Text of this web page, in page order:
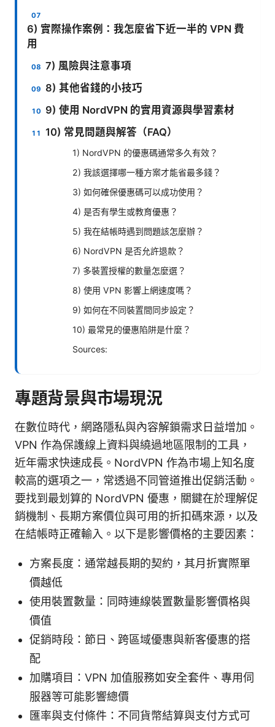
6) 實際操作案例：我怎麼省下近一半的 VPN 費
用
7) 風險與注意事項
8) 其他省錢的小技巧
9) 使用 NordVPN 的實用資源與學習素材
10) 常見問題與解答（FAQ）
1) NordVPN 的優惠碼通常多久有效？
2) 我該選擇哪一種方案才能省最多錢？
3) 如何確保優惠碼可以成功使用？
4) 是否有學生或教育優惠？
5) 我在結帳時遇到問題該怎麼辦？
6) NordVPN 是否允許退款？
7) 多裝置授權的數量怎麼選？
8) 使用 VPN 影響上網速度嗎？
9) 如何在不同裝置間同步設定？
10) 最常見的優惠陷阱是什麼？
Sources:
專題背景與市場現況
在數位時代，網路隱私與內容解鎖需求日益增加。
VPN 作為保護線上資料與繞過地區限制的工具，
近年需求快速成長。NordVPN 作為市場上知名度
較高的選項之一，常透過不同管道推出促銷活動。
要找到最划算的 NordVPN 優惠，關鍵在於理解促
銷機制、長期方案價位與可用的折扣碼來源，以及
在結帳時正確輸入。以下是影響價格的主要因素：
方案長度：通常越長期的契約，其月折實際單
價越低
使用裝置數量：同時連線裝置數量影響價格與
價值
促銷時段：節日、跨區域優惠與新客優惠的搭
配
加購項目：VPN 加值服務如安全套件、專用伺
服器等可能影響總價
匯率與支付條件：不同貨幣結算與支付方式可